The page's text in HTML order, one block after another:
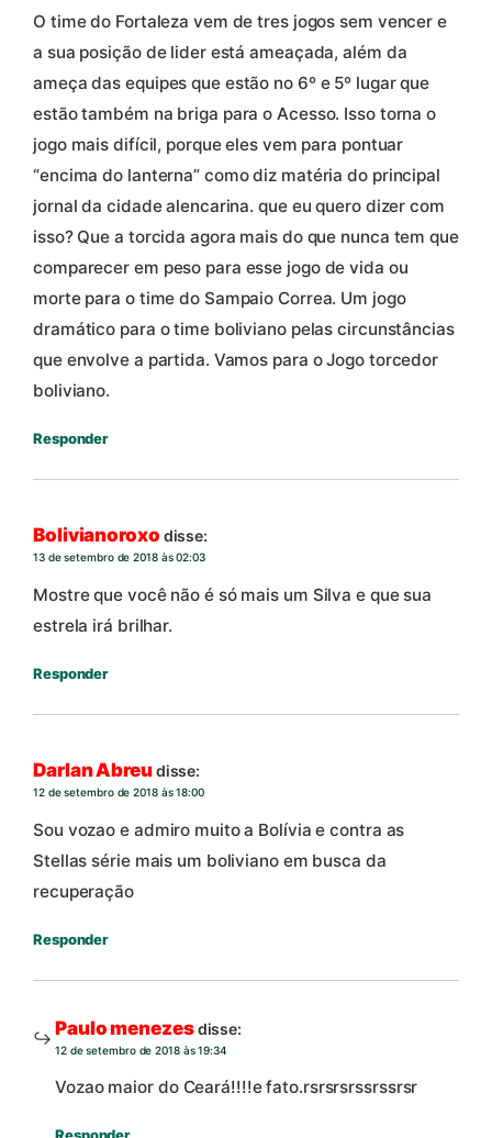
O time do Fortaleza vem de tres jogos sem vencer e
a sua posição de lider está ameaçada, além da
ameça das equipes que estão no 6º e 5º lugar que
estão também na briga para o Acesso. Isso torna o
jogo mais difícil, porque eles vem para pontuar
“encima do lanterna” como diz matéria do principal
jornal da cidade alencarina. que eu quero dizer com
isso? Que a torcida agora mais do que nunca tem que
comparecer em peso para esse jogo de vida ou
morte para o time do Sampaio Correa. Um jogo
dramático para o time boliviano pelas circunstâncias
que envolve a partida. Vamos para o Jogo torcedor
boliviano.
Responder
Bolivianoroxo disse:
13 de setembro de 2018 às 02:03
Mostre que você não é só mais um Silva e que sua
estrela irá brilhar.
Responder
Darlan Abreudisse:
12 de setembro de 2018 às 18:00
Sou vozao e admiro muito a Bolívia e contra as
Stellas série mais um boliviano em busca da
recuperação
Responder
Paulo menezesdisse:
12 de setembro de 2018 às 19:34
Vozao maior do Ceará!!!!e fato.rsrsrsrssrssrsr